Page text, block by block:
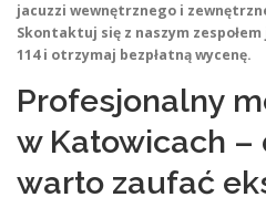
jacuzzi wewnętrznego i
Skontaktuj się z naszym zespołem
114 i otrzymaj bezpłatną wycenę.
Profesjonalny
w Katowicach –
warto zaufać